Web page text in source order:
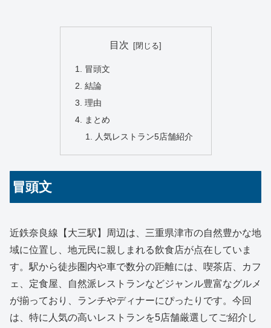
目次
冒頭文
結論
理由
まとめ
人気レストラン5店舗紹介
冒頭文
近鉄奈良線【大三駅】周辺は、三重県津市の自然豊かな地
域に位置し、地元民に親しまれる飲食店が点在していま
す。駅から徒歩圏内や車で数分の距離には、喫茶店、カフ
ェ、定食屋、自然派レストランなどジャンル豊富なグルメ
が揃っており、ランチやディナーにぴったりです。今回
は、特に人気の高いレストランを5店舗厳選してご紹介し